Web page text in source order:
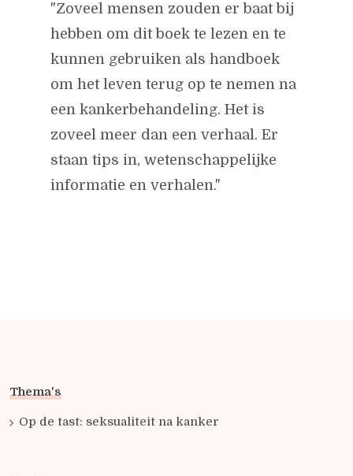
"Zoveel mensen zouden er baat bij
hebben om dit boek te lezen en te
kunnen gebruiken als handboek
om het leven terug op te nemen na
een kankerbehandeling. Het is
zoveel meer dan een verhaal. Er
staan tips in, wetenschappelijke
informatie en verhalen."
Thema's
Op de tast: seksualiteit na kanker